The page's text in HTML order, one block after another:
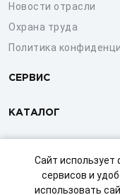
Сайт использует
сервисов и
использовать
Новости отрасли
Охрана труда
Политика
СЕРВИС
КАТАЛОГ